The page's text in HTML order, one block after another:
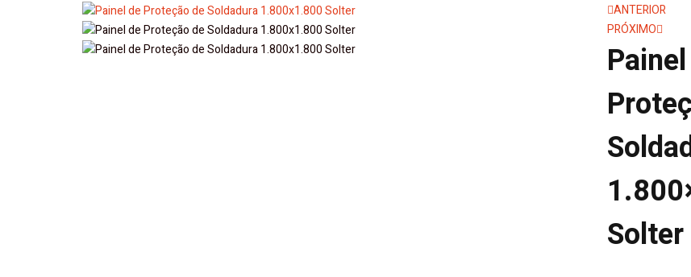
ANTERIOR
PRÓXIMO
Solter